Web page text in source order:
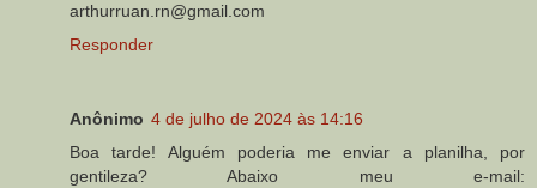
arthurruan.rn@gmail.com
Responder
Anônimo 4 de julho de 2024 às 14:16
Boa tarde! Alguém poderia me enviar a planilha, por
gentileza? Abaixo meu e-mail: